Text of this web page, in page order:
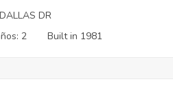
DALLAS DR
2
Built in 1981